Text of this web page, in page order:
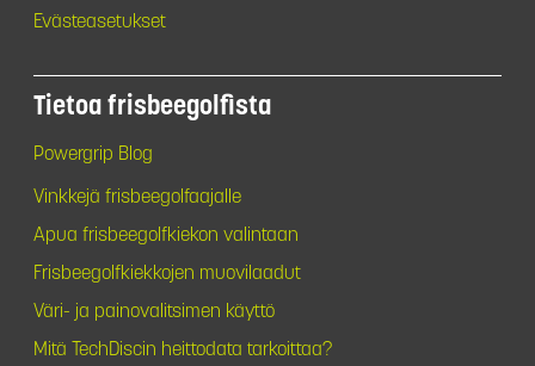
Evästeasetukset
Tietoa frisbeegolfista
Powergrip Blog
Vinkkejä frisbeegolfaajalle
Apua frisbeegolfkiekon valintaan
Frisbeegolfkiekkojen muovilaadut
Väri- ja painovalitsimen käyttö
Mitä TechDiscin heittodata tarkoittaa?